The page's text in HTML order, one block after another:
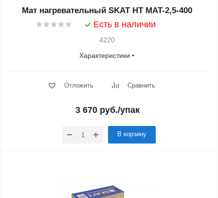
Мат нагревательный SKAT HT MAT-2,5-400
Есть в наличии
4220
Характеристики
Отложить Сравнить
3 670руб./упак
В корзину